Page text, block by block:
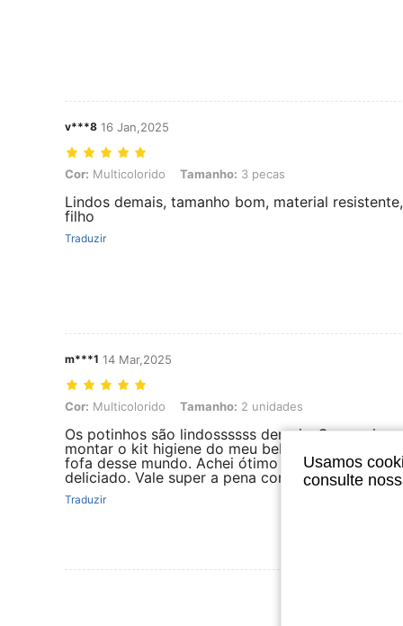
v***8 16 Jan,2025
Cor: Multicolorido, Tamanho: 3 pecas
Cor: Multicolorido Tamanho: 3 pecas
Lindos demais, tamanho bom, material
filho
Traduzir
m***1 14 Mar,2025
Cor: Multicolorido, Tamanho: 2 unidades
Cor: Multicolorido Tamanho: 2 unidades
Os potinhos são lindossssss demais. Comprei
montar o kit higiene do meu bebê e ficou a coisa
fofa desse mundo. Achei ótimo o tamanho, bem
deliciado. Vale super a pena compremmmmm
Traduzir
Usamos
consulte